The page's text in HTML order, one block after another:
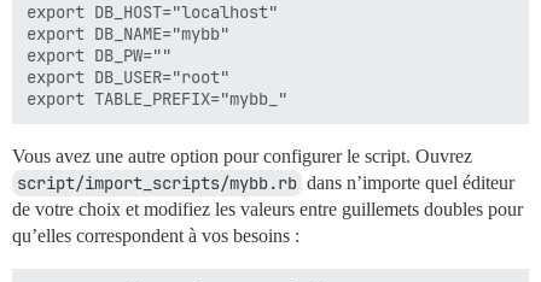
export DB_HOST="localhost"
export DB_NAME="mybb"
export DB_PW=""
export DB_USER="root"
Vous avez une autre option pour configurer le script. Ouvrez
script/import_scripts/mybb.rb dans n’importe quel éditeur
de votre choix et modifiez les valeurs entre guillemets doubles pour
qu’elles correspondent à vos besoins :